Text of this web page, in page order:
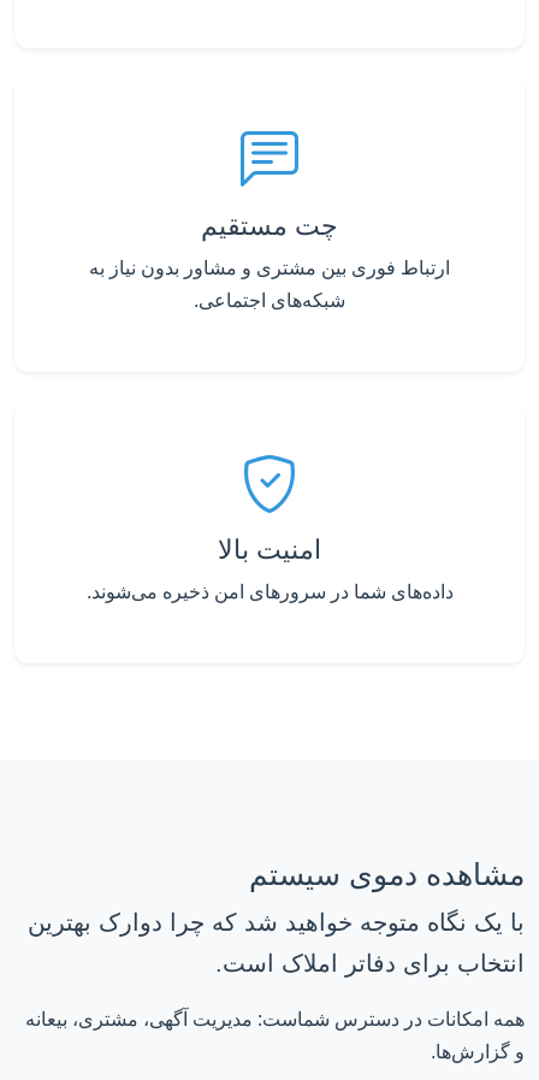
چت مستقیم
ارتباط فوری بین مشتری و مشاور بدون نیاز به
شبکه‌های اجتماعی.
امنیت بالا
داده‌های شما در سرورهای امن ذخیره می‌شوند.
مشاهده دموی سیستم
با یک نگاه متوجه خواهید شد که چرا دوارک بهترین
انتخاب برای دفاتر املاک است.
همه امکانات در دسترس شماست: مدیریت آگهی، مشتری، بیعانه
و گزارش‌ها.